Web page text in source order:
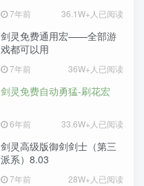
7年前 36.1W+人已阅读
剑灵免费通用宏——全部游
戏都可以用
7年前 36W+人已阅读
剑灵免费自动勇猛-刷花宏
6年前 33.6W+人已阅读
剑灵高级版御剑剑士（第三
派系）8.03
7年前 28W+人已阅读
7年前 36.1W+人已阅读
剑灵免费通用宏——全部游
戏都可以用
7年前 36W+人已阅读
剑灵免费自动勇猛-刷花宏
6年前 33.6W+人已阅读
剑灵高级版御剑剑士（第三
派系）8.03
7年前 28W+人已阅读